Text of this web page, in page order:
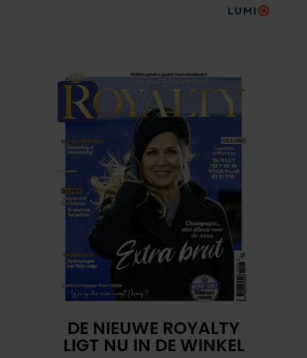
DE NIEUWE ROYALTY
LIGT NU IN DE WINKEL